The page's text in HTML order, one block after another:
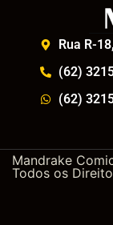
Rua R-
(62)
(62)
Mandrake
Todos os